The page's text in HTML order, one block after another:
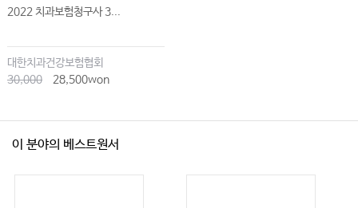
2022 치과보험청구사 3...
대한치과건강보험협회
30,000
28,500won
이 분야의 베스트원서